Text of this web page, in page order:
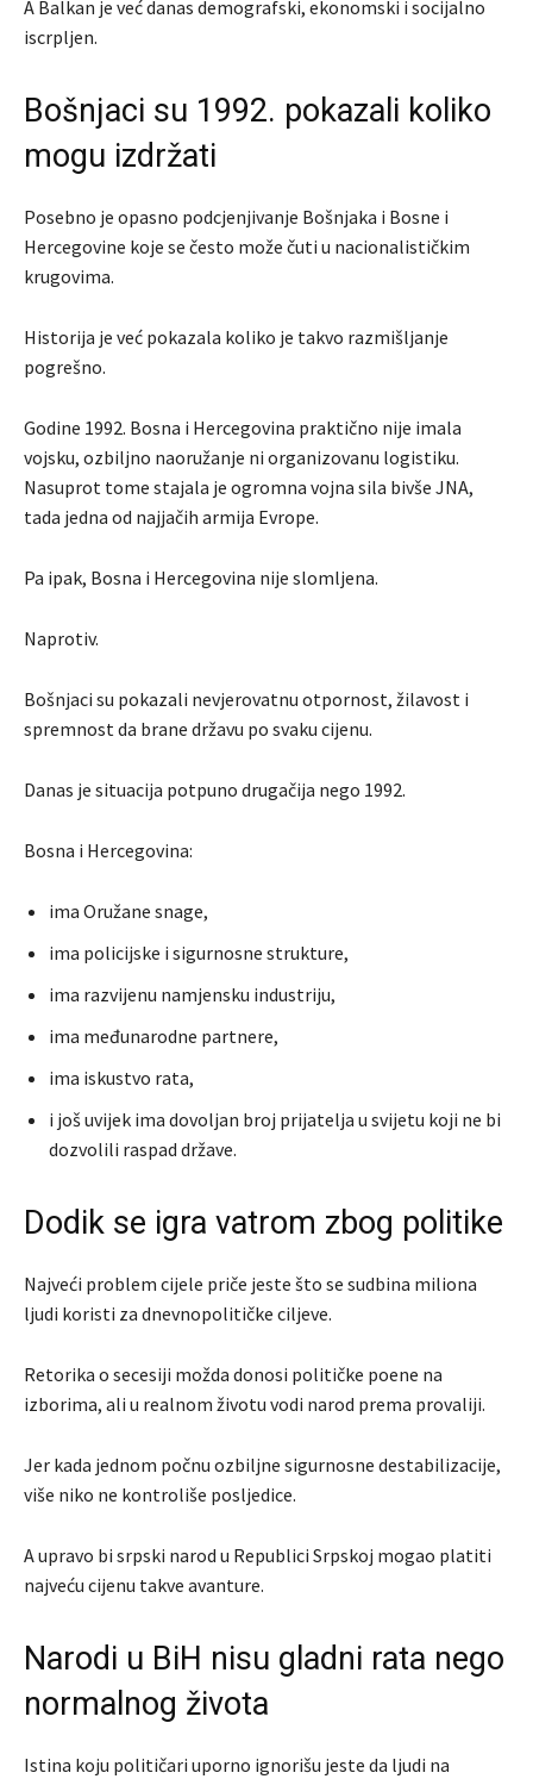
A Balkan je već danas demografski, ekonomski i socijalno
iscrpljen.
Bošnjaci su 1992. pokazali koliko
mogu izdržati
Posebno je opasno podcjenjivanje Bošnjaka i Bosne i
Hercegovine koje se često može čuti u nacionalističkim
krugovima.
Historija je već pokazala koliko je takvo razmišljanje
pogrešno.
Godine 1992. Bosna i Hercegovina praktično nije imala
vojsku, ozbiljno naoružanje ni organizovanu logistiku.
Nasuprot tome stajala je ogromna vojna sila bivše JNA,
tada jedna od najjačih armija Evrope.
Pa ipak, Bosna i Hercegovina nije slomljena.
Naprotiv.
Bošnjaci su pokazali nevjerovatnu otpornost, žilavost i
spremnost da brane državu po svaku cijenu.
Danas je situacija potpuno drugačija nego 1992.
Bosna i Hercegovina:
ima Oružane snage,
ima policijske i sigurnosne strukture,
ima razvijenu namjensku industriju,
ima međunarodne partnere,
ima iskustvo rata,
i još uvijek ima dovoljan broj prijatelja u svijetu koji ne bi
dozvolili raspad države.
Dodik se igra vatrom zbog politike
Najveći problem cijele priče jeste što se sudbina miliona
ljudi koristi za dnevnopolitičke ciljeve.
Retorika o secesiji možda donosi političke poene na
izborima, ali u realnom životu vodi narod prema provaliji.
Jer kada jednom počnu ozbiljne sigurnosne destabilizacije,
više niko ne kontroliše posljedice.
A upravo bi srpski narod u Republici Srpskoj mogao platiti
najveću cijenu takve avanture.
Narodi u BiH nisu gladni rata nego
normalnog života
Istina koju političari uporno ignorišu jeste da ljudi na